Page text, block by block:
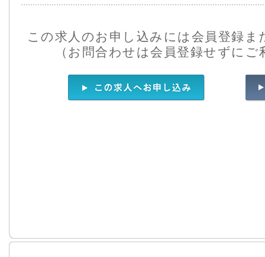
この求人のお申し込みには会員登録
（お問合わせは会員登録せずに